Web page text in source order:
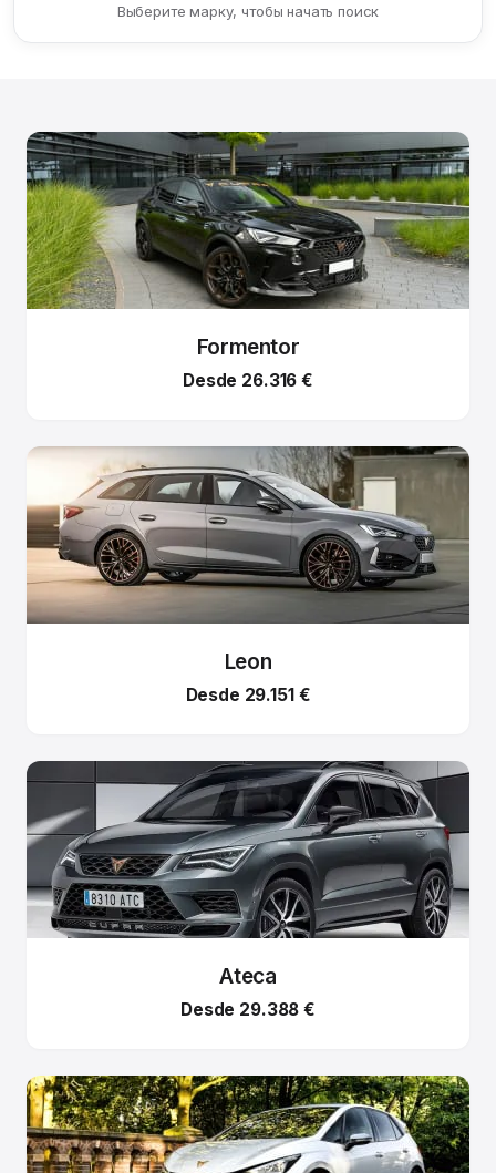
Выберите марку, чтобы начать поиск
Formentor
Desde 26.316 €
Leon
Desde 29.151 €
Ateca
Desde 29.388 €